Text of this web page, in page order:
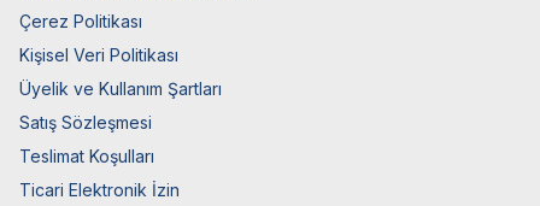
Çerez Politikası
Kişisel Veri Politikası
Üyelik ve Kullanım Şartları
Satış Sözleşmesi
Teslimat Koşulları
Ticari Elektronik İzin